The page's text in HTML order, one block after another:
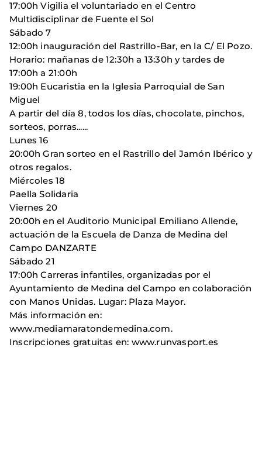
17:00h Vigilia el voluntariado en el Centro
Multidisciplinar de Fuente el Sol
Sábado 7
12:00h inauguración del Rastrillo-Bar, en la C/ El Pozo.
Horario: mañanas de 12:30h a 13:30h y tardes de
17:00h a 21:00h
19:00h Eucaristia en la Iglesia Parroquial de San
Miguel
A partir del día 8, todos los días, chocolate, pinchos,
sorteos, porras......
Lunes 16
20:00h Gran sorteo en el Rastrillo del Jamón Ibérico y
otros regalos.
Miércoles 18
Paella Solidaria
Viernes 20
20:00h en el Auditorio Municipal Emiliano Allende,
actuación de la Escuela de Danza de Medina del
Campo DANZARTE
Sábado 21
17:00h Carreras infantiles, organizadas por el
Ayuntamiento de Medina del Campo en colaboración
con Manos Unidas. Lugar: Plaza Mayor.
Más información en:
www.mediamaratondemedina.com.
Inscripciones gratuitas en: www.runvasport.es